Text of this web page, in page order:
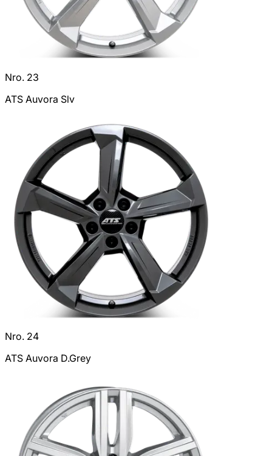
Nro. 23
ATS Auvora Slv
Nro. 24
ATS Auvora D.Grey